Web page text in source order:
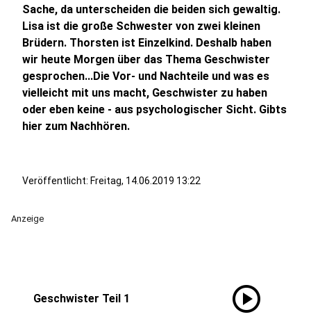
Sache, da unterscheiden die beiden sich gewaltig.
Lisa ist die große Schwester von zwei kleinen
Brüdern. Thorsten ist Einzelkind. Deshalb haben
wir heute Morgen über das Thema Geschwister
gesprochen...Die Vor- und Nachteile und was es
vielleicht mit uns macht, Geschwister zu haben
oder eben keine - aus psychologischer Sicht. Gibts
hier zum Nachhören.
Veröffentlicht: Freitag, 14.06.2019 13:22
Anzeige
Geschwister Teil 1 play_circle